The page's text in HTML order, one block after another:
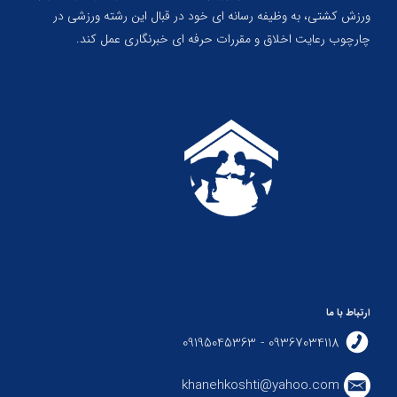
ورزش کشتی، به وظیفه رسانه ای خود در قبال این رشته ورزشی در
چارچوب رعایت اخلاق و مقررات حرفه ای خبرنگاری عمل کند.
ارتباط با ما
09367034118 - 09195045363
khanehkoshti@yahoo.com